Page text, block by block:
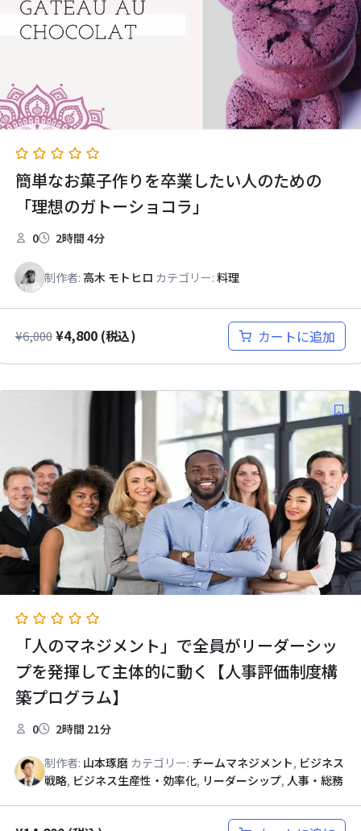
簡単なお菓子作りを卒業したい人のための
「理想のガトーショコラ」
0 2時間 4分
制作者: 高木 モトヒロ カテゴリー: 料理
¥6,000 ¥4,800 (税込) カートに追加
「人のマネジメント」で全員がリーダーシッ
プを発揮して主体的に動く【人事評価制度構
築プログラム】
0 2時間 21分
制作者: 山本琢磨カテゴリー: チームマネジメント, ビジネス
戦略, ビジネス生産性・効率化, リーダーシップ, 人事・総務